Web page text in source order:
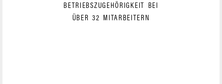
BETRIEBSZUGEHÖRIGKEIT BEI
ÜBER 32 MITARBEITERN